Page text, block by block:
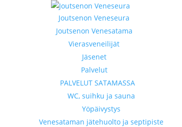
Joutsenon Veneseura
Joutsenon Venesatama
Vierasveneilijät
Jäsenet
Palvelut
PALVELUT SATAMASSA
WC, suihku ja sauna
Yöpäivystys
Venesataman jätehuolto ja septipiste